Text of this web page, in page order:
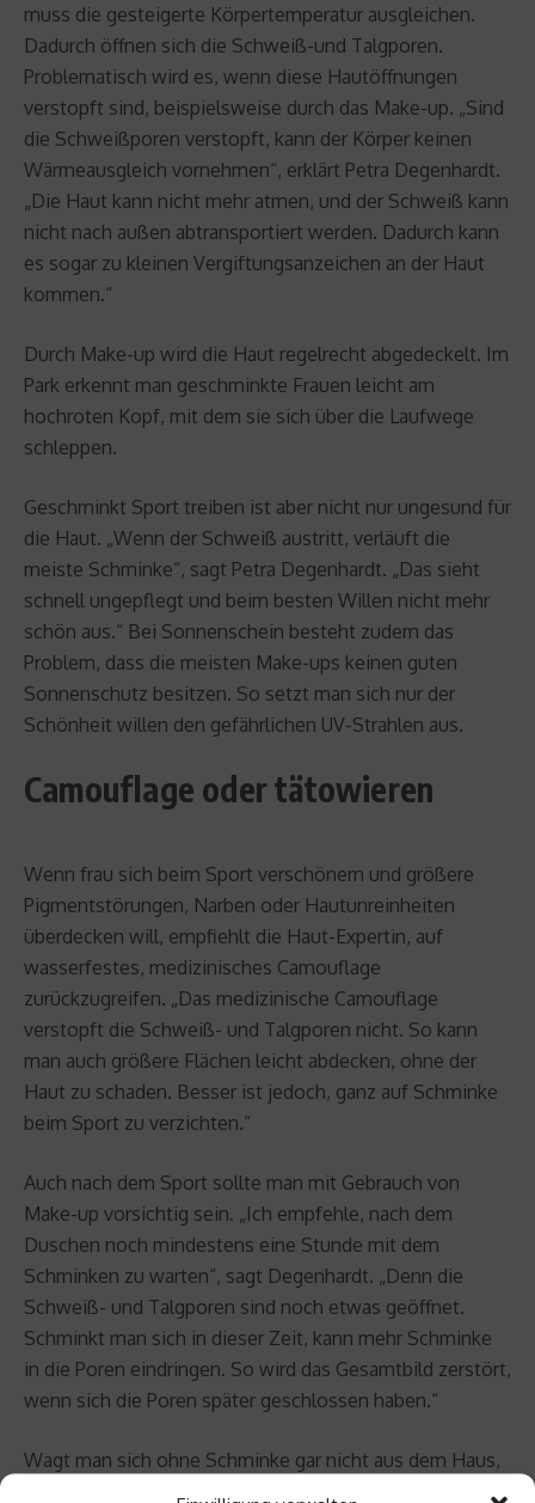
muss die gesteigerte Körpertemperatur ausgleichen.
Dadurch öffnen sich die Schweiß-und Talgporen.
Problematisch wird es, wenn diese Hautöffnungen
verstopft sind, beispielsweise durch das Make-up. „Sind
die Schweißporen verstopft, kann der Körper keinen
Wärmeausgleich vornehmen“, erklärt Petra Degenhardt.
„Die Haut kann nicht mehr atmen, und der Schweiß kann
nicht nach außen abtransportiert werden. Dadurch kann
es sogar zu kleinen Vergiftungsanzeichen an der Haut
kommen.“
Durch Make-up wird die Haut regelrecht abgedeckelt. Im
Park erkennt man geschminkte Frauen leicht am
hochroten Kopf, mit dem sie sich über die Laufwege
schleppen.
Geschminkt Sport treiben ist aber nicht nur ungesund für
die Haut. „Wenn der Schweiß austritt, verläuft die
meiste Schminke“, sagt Petra Degenhardt. „Das sieht
schnell ungepflegt und beim besten Willen nicht mehr
schön aus.“ Bei Sonnenschein besteht zudem das
Problem, dass die meisten Make-ups keinen guten
Sonnenschutz besitzen. So setzt man sich nur der
Schönheit willen den gefährlichen UV-Strahlen aus.
Camouflage oder tätowieren
Wenn frau sich beim Sport verschönern und größere
Pigmentstörungen, Narben oder Hautunreinheiten
überdecken will, empfiehlt die Haut-Expertin, auf
wasserfestes, medizinisches Camouflage
zurückzugreifen. „Das medizinische Camouflage
verstopft die Schweiß- und Talgporen nicht. So kann
man auch größere Flächen leicht abdecken, ohne der
Haut zu schaden. Besser ist jedoch, ganz auf Schminke
beim Sport zu verzichten.“
Auch nach dem Sport sollte man mit Gebrauch von
Make-up vorsichtig sein. „Ich empfehle, nach dem
Duschen noch mindestens eine Stunde mit dem
Schminken zu warten“, sagt Degenhardt. „Denn die
Schweiß- und Talgporen sind noch etwas geöffnet.
Schminkt man sich in dieser Zeit, kann mehr Schminke
in die Poren eindringen. So wird das Gesamtbild zerstört,
wenn sich die Poren später geschlossen haben.“
Wagt man sich ohne Schminke gar nicht aus dem Haus,